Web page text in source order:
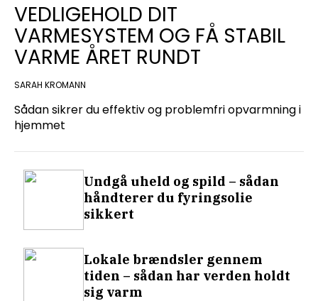
VEDLIGEHOLD DIT
VARMESYSTEM OG FÅ STABIL
VARME ÅRET RUNDT
Sådan sikrer du effektiv og problemfri opvarmning i
hjemmet
SARAH KROMANN
Undgå uheld og spild – sådan
håndterer du fyringsolie
sikkert
Lokale brændsler gennem
tiden – sådan har verden holdt
sig varm